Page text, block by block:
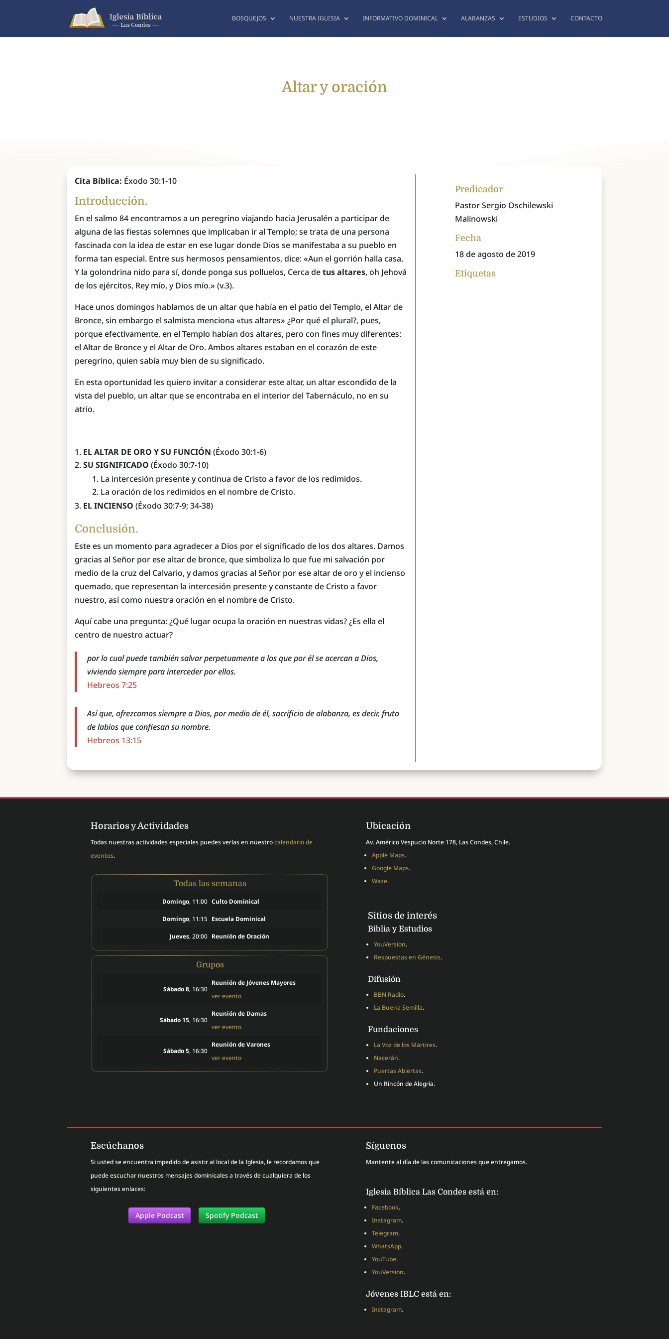
BOSQUEJOS NUESTRA IGLESIA INFORMATIVO DOMINICAL ALABANZAS ESTUDIOS CONTACTO
Altar y oración
Cita Bíblica: Éxodo 30:1-10
Introducción.
En el salmo 84 encontramos a un peregrino viajando hacia Jerusalén a participar de
alguna de las fiestas solemnes que implicaban ir al Templo; se trata de una persona
fascinada con la idea de estar en ese lugar donde Dios se manifestaba a su pueblo en
forma tan especial. Entre sus hermosos pensamientos, dice: «Aun el gorrión halla casa,
Y la golondrina nido para sí, donde ponga sus polluelos, Cerca detus altares, oh Jehová
de los ejércitos, Rey mío, y Dios mío.» (v.3).
Hace unos domingos hablamos de un altar que había en el patio del Templo, el Altar de
Bronce, sin embargo el salmista menciona «tus altares» ¿Por qué el plural?, pues,
porque efectivamente, en el Templo habían dos altares, pero con fines muy diferentes:
el Altar de Bronce y el Altar de Oro. Ambos altares estaban en el corazón de este
peregrino, quien sabía muy bien de su significado.
En esta oportunidad les quiero invitar a considerar este altar, un altar escondido de la
vista del pueblo, un altar que se encontraba en el interior del Tabernáculo, no en su
atrio.
EL ALTAR DE ORO Y SU FUNCIÓN (Éxodo 30:1-6)
SU SIGNIFICADO(Éxodo 30:7-10)
La intercesión presente y continua de Cristo a favor de los redimidos.
La oración de los redimidos en el nombre de Cristo.
EL INCIENSO(Éxodo 30:7-9; 34-38)
Conclusión.
Este es un momento para agradecer a Dios por el significado de los dos altares. Damos
gracias al Señor por ese altar de bronce, que simboliza lo que fue mi salvación por
medio de la cruz del Calvario, y damos gracias al Señor por ese altar de oro y el incienso
quemado, que representan la intercesión presente y constante de Cristo a favor
nuestro, así como nuestra oración en el nombre de Cristo.
Aquí cabe una pregunta: ¿Qué lugar ocupa la oración en nuestras vidas? ¿Es ella el
centro de nuestro actuar?
por lo cual puede también salvar perpetuamente a los que por él se acercan a Dios,
viviendo siempre para interceder por ellos.
Hebreos 7:25
Así que, ofrezcamos siempre a Dios, por medio de él, sacrificio de alabanza, es decir, fruto
de labios que confiesan su nombre.
Hebreos 13:15
Predicador
Pastor Sergio Oschilewski
Malinowski
Fecha
18 de agosto de 2019
Etiquetas
Horarios y Actividades
Todas nuestras actividades especiales puedes verlas en nuestrocalendario de
eventos.
Todas las semanas
Domingo, 11:00 Culto Dominical
Domingo, 11:15 Escuela Dominical
Jueves, 20:00 Reunión de Oración
Grupos
Sábado 8, 16:30
Reunión de Jóvenes Mayores
ver evento
Sábado 15, 16:30
Reunión de Damas
ver evento
Sábado 5, 16:30
Reunión de Varones
ver evento
Ubicación
Av. Américo Vespucio Norte 178, Las Condes, Chile.
Apple Maps.
Google Maps.
Waze.
Sitios de interés
Biblia y Estudios
YouVersion.
Respuestas en Génesis.
Difusión
BBN Radio.
La Buena Semilla.
Fundaciones
La Voz de los Mártires.
Nacerán.
Puertas Abiertas.
Un Rincón de Alegría.
Escúchanos
Si usted se encuentra impedido de asistir al local de la Iglesia, le recordamos que
puede escuchar nuestros mensajes dominicales a través de cualquiera de los
siguientes enlaces:
Apple Podcast Spotify Podcast
Síguenos
Mantente al día de las comunicaciones que entregamos.
Iglesia Bíblica Las Condes está en:
Facebook.
Instagram.
Telegram.
WhatsApp.
YouTube.
YouVersion.
Jóvenes IBLC está en:
Instagram.